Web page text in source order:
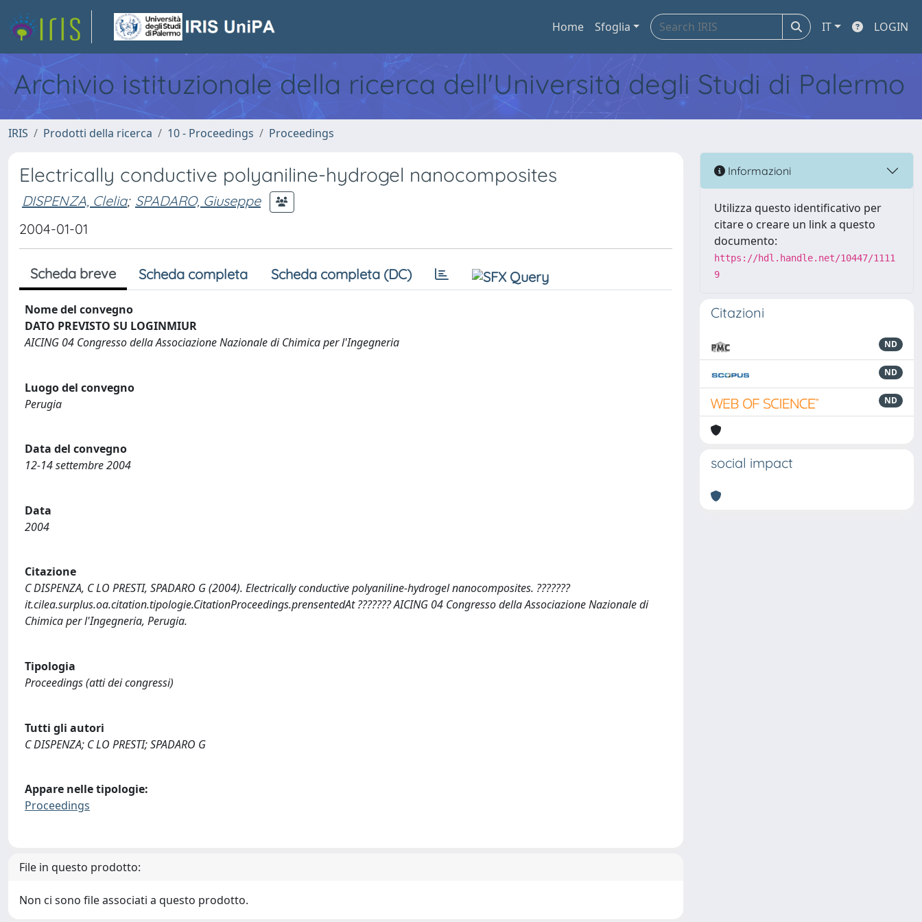
Home Sfoglia IT LOGIN
Archivio istituzionale della ricerca dell'Università degli Studi di Palermo
IRIS Prodotti della ricerca 10 - Proceedings Proceedings
Electrically conductive polyaniline-hydrogel nanocomposites
DISPENZA, Clelia; SPADARO, Giuseppe
2004-01-01
Scheda breve Scheda completa Scheda completa (DC)
Nome del convegno
DATO PREVISTO SU LOGINMIUR
AICING 04 Congresso della Associazione Nazionale di Chimica per l'Ingegneria
Luogo del convegno
Perugia
Data del convegno
12-14 settembre 2004
Data
2004
Citazione
C DISPENZA, C LO PRESTI, SPADARO G (2004). Electrically conductive polyaniline-hydrogel nanocomposites. ???????
it.cilea.surplus.oa.citation.tipologie.CitationProceedings.prensentedAt ??????? AICING 04 Congresso della Associazione Nazionale di
Chimica per l'Ingegneria, Perugia.
Tipologia
Proceedings (atti dei congressi)
Tutti gli autori
C DISPENZA; C LO PRESTI; SPADARO G
Appare nelle tipologie:
Proceedings
File in questo prodotto:
Non ci sono file associati a questo prodotto.
Informazioni
Utilizza questo identificativo per
citare o creare un link a questo
documento:
https://hdl.handle.net/10447/1111
9
Citazioni
ND
ND
ND
social impact